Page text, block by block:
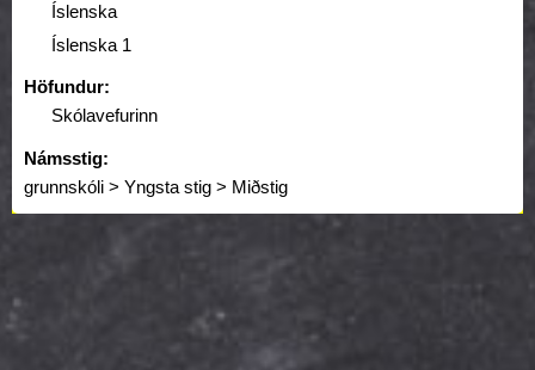
Íslenska
Íslenska 1
Höfundur:
Skólavefurinn
Námsstig:
grunnskóli > Yngsta stig > Miðstig